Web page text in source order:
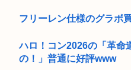
フリーレン仕様のグラボ
ハロ！コン2026の「革命
の！」普通に好評www